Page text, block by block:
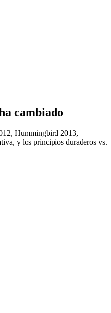
cambiado
Hummingbird 2013,
y los principios duraderos vs.